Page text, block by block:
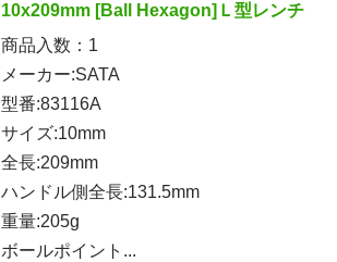
10x209mm [Ball Hexagon]Ｌ型レンチ
商品入数： 1
メーカー:SATA
型番:83116A
サイズ:10mm
全長:209mm
ハンドル側全長:131.5mm
重量:205g
ボールポイント...